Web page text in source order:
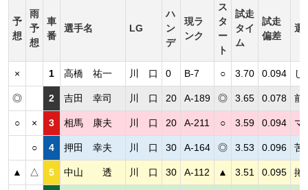
予
想
雨
予
想
車
番
選手名 LG
ハ
ン
デ
現ラ
ンク
ス
タ
ー
ト
試走
タイ
ム
試走
偏差
選
× 1 高橋 祐一 川 口 0 B-7 ○ 3.70 0.094 し
◎ 2 吉田 幸司 川 口 20 A-189 ◎ 3.65 0.078 前
○ × 3 相馬 康夫 川 口 20 A-211 ○ 3.59 0.094 マ
○ 4 押田 幸夫 川 口 30 A-164 ◎ 3.53 0.096 苦
▲ △ 5 中山 透 川 口 30 A-112 ▲ 3.51 0.095 捲